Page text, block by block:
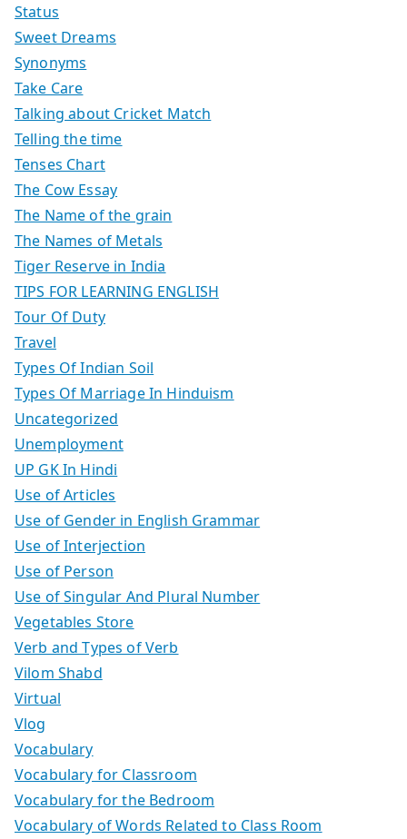
Status
Sweet Dreams
Synonyms
Take Care
Talking about Cricket Match
Telling the time
Tenses Chart
The Cow Essay
The Name of the grain
The Names of Metals
Tiger Reserve in India
TIPS FOR LEARNING ENGLISH
Tour Of Duty
Travel
Types Of Indian Soil
Types Of Marriage In Hinduism
Uncategorized
Unemployment
UP GK In Hindi
Use of Articles
Use of Gender in English Grammar
Use of Interjection
Use of Person
Use of Singular And Plural Number
Vegetables Store
Verb and Types of Verb
Vilom Shabd
Virtual
Vlog
Vocabulary
Vocabulary for Classroom
Vocabulary for the Bedroom
Vocabulary of Words Related to Class Room